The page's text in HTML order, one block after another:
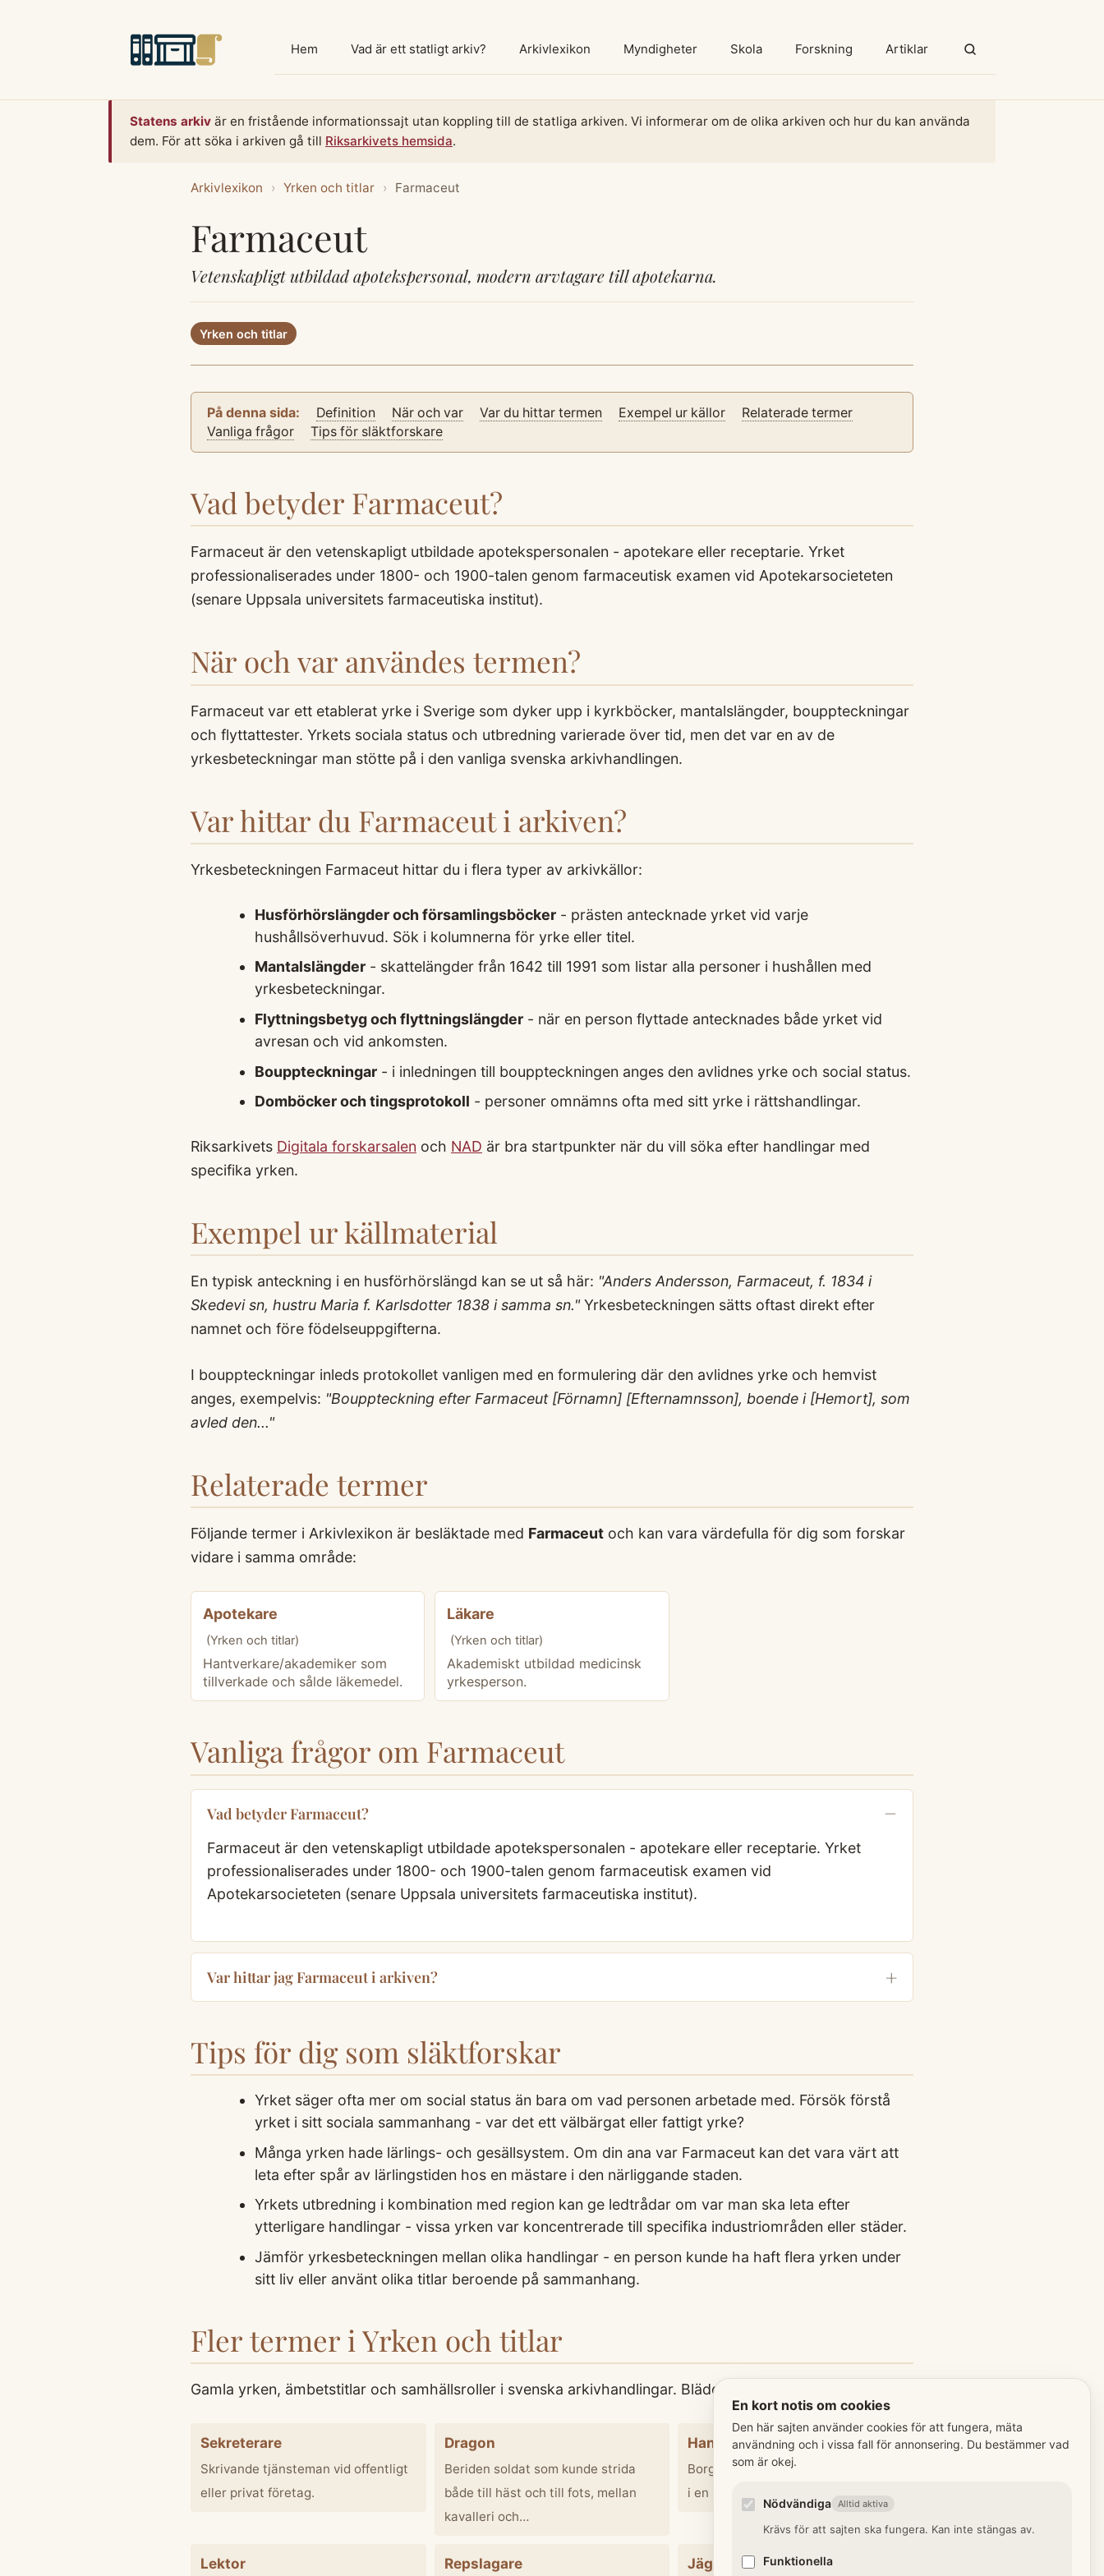
Hem Vad är ett statligt arkiv? Arkivlexikon Myndigheter Skola Forskning Artiklar
Statens arkiv är en fristående informationssajt utan koppling till de statliga arkiven. Vi informerar om de olika arkiven och hur du kan använda
dem. För att söka i arkiven gå till Riksarkivets hemsida.
Arkivlexikon › Yrken och titlar › Farmaceut
Farmaceut
Vetenskapligt utbildad apotekspersonal, modern arvtagare till apotekarna.
Yrken och titlar
På denna sida: Definition När och var Var du hittar termen Exempel ur källor
Relaterade termer
Vanliga frågor
Tips för släktforskare
Vad betyder Farmaceut?
Farmaceut är den vetenskapligt utbildade apotekspersonalen - apotekare eller receptarie. Yrket
professionaliserades under 1800- och 1900-talen genom farmaceutisk examen vid Apotekarsocieteten
(senare Uppsala universitets farmaceutiska institut).
När och var användes termen?
Farmaceut var ett etablerat yrke i Sverige som dyker upp i kyrkböcker, mantalslängder, bouppteckningar
och flyttattester. Yrkets sociala status och utbredning varierade över tid, men det var en av de
yrkesbeteckningar man stötte på i den vanliga svenska arkivhandlingen.
Var hittar du Farmaceut i arkiven?
Yrkesbeteckningen Farmaceut hittar du i flera typer av arkivkällor:
Husförhörslängder och församlingsböcker- prästen antecknade yrket vid varje
hushållsöverhuvud. Sök i kolumnerna för yrke eller titel.
Mantalslängder- skattelängder från 1642 till 1991 som listar alla personer i hushållen med
yrkesbeteckningar.
Flyttningsbetyg och flyttningslängder- när en person flyttade antecknades både yrket vid
avresan och vid ankomsten.
Bouppteckningar- i inledningen till bouppteckningen anges den avlidnes yrke och social status.
Domböcker och tingsprotokoll - personer omnämns ofta med sitt yrke i rättshandlingar.
Riksarkivets Digitala forskarsalen och NAD är bra startpunkter när du vill söka efter handlingar med
specifika yrken.
Exempel ur källmaterial
En typisk anteckning i en husförhörslängd kan se ut så här: "Anders Andersson, Farmaceut, f. 1834 i
Skedevi sn, hustru Maria f. Karlsdotter 1838 i samma sn."Yrkesbeteckningen sätts oftast direkt efter
namnet och före födelseuppgifterna.
I bouppteckningar inleds protokollet vanligen med en formulering där den avlidnes yrke och hemvist
anges, exempelvis: "Bouppteckning efter Farmaceut [Förnamn] [Efternamnsson], boende i [Hemort], som
avled den..."
Relaterade termer
Följande termer i Arkivlexikon är besläktade med Farmaceut och kan vara värdefulla för dig som forskar
vidare i samma område:
Apotekare
(Yrken och titlar)
Hantverkare/akademiker som
tillverkade och sålde läkemedel.
Läkare
(Yrken och titlar)
Akademiskt utbildad medicinsk
yrkesperson.
Vanliga frågor om Farmaceut
Vad betyder Farmaceut?
Farmaceut är den vetenskapligt utbildade apotekspersonalen - apotekare eller receptarie. Yrket
professionaliserades under 1800- och 1900-talen genom farmaceutisk examen vid
Apotekarsocieteten (senare Uppsala universitets farmaceutiska institut).
Var hittar jag Farmaceut i arkiven?
Tips för dig som släktforskar
Yrket säger ofta mer om social status än bara om vad personen arbetade med. Försök förstå
yrket i sitt sociala sammanhang - var det ett välbärgat eller fattigt yrke?
Många yrken hade lärlings- och gesällsystem. Om din ana var Farmaceut kan det vara värt att
leta efter spår av lärlingstiden hos en mästare i den närliggande staden.
Yrkets utbredning i kombination med region kan ge ledtrådar om var man ska leta efter
ytterligare handlingar - vissa yrken var koncentrerade till specifika industriområden eller städer.
Jämför yrkesbeteckningen mellan olika handlingar - en person kunde ha haft flera yrken under
sitt liv eller använt olika titlar beroende på sammanhang.
Fler termer i Yrken och titlar
Gamla yrken, ämbetstitlar och samhällsroller i svenska arkivhandlingar. Bläddra bland fler termer:
Sekreterare
Skrivande tjänsteman vid offentligt
eller privat företag.
Dragon
Beriden soldat som kunde strida
både till häst och till fots, mellan
kavalleri och…
Handelsman
Borgare med rätt att bedriva handel
i en stad.
Lektor Repslagare Jägare (militär)
En kort notis om cookies
Den här sajten använder cookies för att fungera, mäta
användning och i vissa fall för annonsering. Du bestämmer vad
som är okej.
Nödvändiga Alltid aktiva
Krävs för att sajten ska fungera. Kan inte stängas av.
Funktionella